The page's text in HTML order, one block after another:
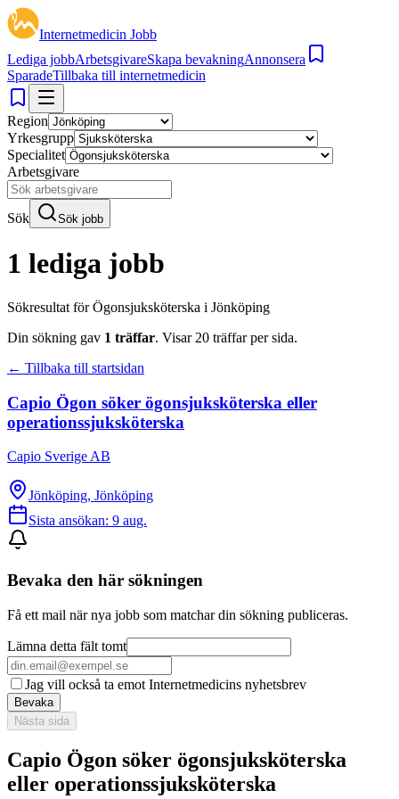
Internetmedicin Jobb
Lediga jobbArbetsgivareSkapa bevakningAnnonsera
SparadeTillbaka till internetmedicin
Region
Yrkesgrupp
Specialitet
Arbetsgivare
Sök Sök jobb
1 lediga jobb
Sökresultat förÖgonsjuksköterska i Jönköping
Din sökning gav 1 träffar. Visar 20 träffar per sida.
← Tillbaka till startsidan
Capio Ögon söker ögonsjuksköterska eller
operationssjuksköterska
Capio Sverige AB
Jönköping, Jönköping
Sista ansökan: 9 aug.
Bevaka den här sökningen
Få ett mail när nya jobb som matchar din sökning publiceras.
Lämna detta fält tomt
Jag vill också ta emot Internetmedicins nyhetsbrev
Bevaka
Nästa sida
Capio Ögon söker ögonsjuksköterska
eller operationssjuksköterska